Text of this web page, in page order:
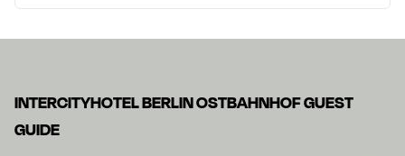
INTERCITYHOTEL BERLIN OSTBAHNHOF GUEST
GUIDE